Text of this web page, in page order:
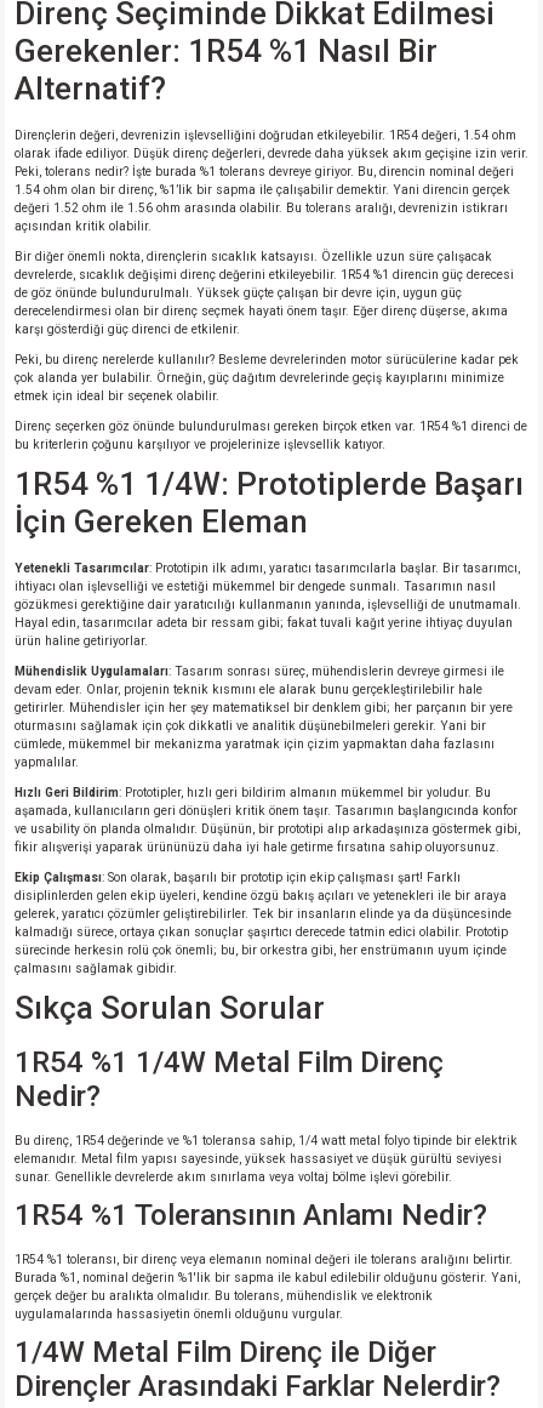
Direnç Seçiminde Dikkat Edilmesi
Gerekenler: 1R54 %1 Nasıl Bir
Alternatif?
Dirençlerin değeri, devrenizin işlevselliğini doğrudan etkileyebilir. 1R54 değeri, 1.54 ohm
olarak ifade ediliyor. Düşük direnç değerleri, devrede daha yüksek akım geçişine izin verir.
Peki, tolerans nedir? İşte burada %1 tolerans devreye giriyor. Bu, direncin nominal değeri
1.54 ohm olan bir direnç, %1’lik bir sapma ile çalışabilir demektir. Yani direncin gerçek
değeri 1.52 ohm ile 1.56 ohm arasında olabilir. Bu tolerans aralığı, devrenizin istikrarı
açısından kritik olabilir.
Bir diğer önemli nokta, dirençlerin sıcaklık katsayısı. Özellikle uzun süre çalışacak
devrelerde, sıcaklık değişimi direnç değerini etkileyebilir. 1R54 %1 direncin güç derecesi
de göz önünde bulundurulmalı. Yüksek güçte çalışan bir devre için, uygun güç
derecelendirmesi olan bir direnç seçmek hayati önem taşır. Eğer direnç düşerse, akıma
karşı gösterdiği güç direnci de etkilenir.
Peki, bu direnç nerelerde kullanılır? Besleme devrelerinden motor sürücülerine kadar pek
çok alanda yer bulabilir. Örneğin, güç dağıtım devrelerinde geçiş kayıplarını minimize
etmek için ideal bir seçenek olabilir.
Direnç seçerken göz önünde bulundurulması gereken birçok etken var. 1R54 %1 direnci de
bu kriterlerin çoğunu karşılıyor ve projelerinize işlevsellik katıyor.
1R54 %1 1/4W: Prototiplerde Başarı
İçin Gereken Eleman
Yetenekli Tasarımcılar: Prototipin ilk adımı, yaratıcı tasarımcılarla başlar. Bir tasarımcı,
ihtiyacı olan işlevselliği ve estetiği mükemmel bir dengede sunmalı. Tasarımın nasıl
gözükmesi gerektiğine dair yaratıcılığı kullanmanın yanında, işlevselliği de unutmamalı.
Hayal edin, tasarımcılar adeta bir ressam gibi; fakat tuvali kağıt yerine ihtiyaç duyulan
ürün haline getiriyorlar.
Mühendislik Uygulamaları: Tasarım sonrası süreç, mühendislerin devreye girmesi ile
devam eder. Onlar, projenin teknik kısmını ele alarak bunu gerçekleştirilebilir hale
getirirler. Mühendisler için her şey matematiksel bir denklem gibi; her parçanın bir yere
oturmasını sağlamak için çok dikkatli ve analitik düşünebilmeleri gerekir. Yani bir
cümlede, mükemmel bir mekanizma yaratmak için çizim yapmaktan daha fazlasını
yapmalılar.
Hızlı Geri Bildirim: Prototipler, hızlı geri bildirim almanın mükemmel bir yoludur. Bu
aşamada, kullanıcıların geri dönüşleri kritik önem taşır. Tasarımın başlangıcında konfor
ve usability ön planda olmalıdır. Düşünün, bir prototipi alıp arkadaşınıza göstermek gibi,
fikir alışverişi yaparak ürününüzü daha iyi hale getirme fırsatına sahip oluyorsunuz.
Ekip Çalışması: Son olarak, başarılı bir prototip için ekip çalışması şart! Farklı
disiplinlerden gelen ekip üyeleri, kendine özgü bakış açıları ve yetenekleri ile bir araya
gelerek, yaratıcı çözümler geliştirebilirler. Tek bir insanların elinde ya da düşüncesinde
kalmadığı sürece, ortaya çıkan sonuçlar şaşırtıcı derecede tatmin edici olabilir. Prototip
sürecinde herkesin rolü çok önemli; bu, bir orkestra gibi, her enstrümanın uyum içinde
çalmasını sağlamak gibidir.
Sıkça Sorulan Sorular
1R54 %1 1/4W Metal Film Direnç
Nedir?
Bu direnç, 1R54 değerinde ve %1 toleransa sahip, 1/4 watt metal folyo tipinde bir elektrik
elemanıdır. Metal film yapısı sayesinde, yüksek hassasiyet ve düşük gürültü seviyesi
sunar. Genellikle devrelerde akım sınırlama veya voltaj bölme işlevi görebilir.
1R54 %1 Toleransının Anlamı Nedir?
1R54 %1 toleransı, bir direnç veya elemanın nominal değeri ile tolerans aralığını belirtir.
Burada %1, nominal değerin %1'lik bir sapma ile kabul edilebilir olduğunu gösterir. Yani,
gerçek değer bu aralıkta olmalıdır. Bu tolerans, mühendislik ve elektronik
uygulamalarında hassasiyetin önemli olduğunu vurgular.
1/4W Metal Film Direnç ile Diğer
Dirençler Arasındaki Farklar Nelerdir?